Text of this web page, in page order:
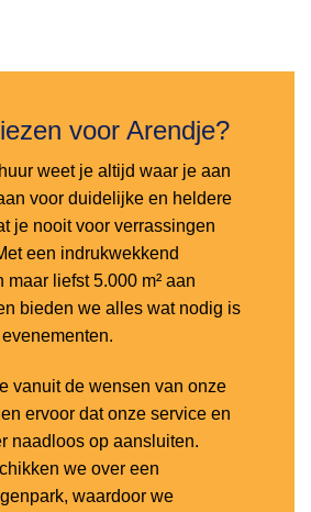
voor Arendje?
weet je altijd waar je aan
voor duidelijke en heldere
je nooit voor verrassingen
een indrukwekkend
maar liefst 5.000 m² aan
bieden we alles wat nodig is
vanuit de wensen van onze
ervoor dat onze service en
naadloos op aansluiten.
we over een
waardoor we